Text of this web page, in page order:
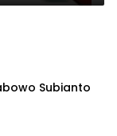
Subianto